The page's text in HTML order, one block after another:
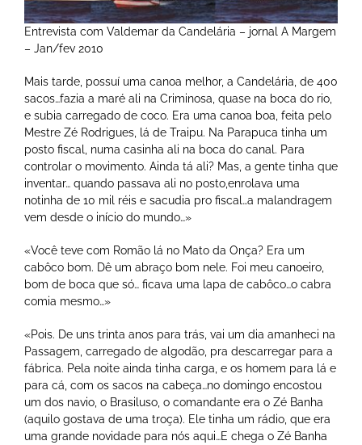
Entrevista com Valdemar da Candelária – jornal A Margem
– Jan/fev 2010
Mais tarde, possuí uma canoa melhor, a Candelária, de 400
sacos…fazia a maré ali na Criminosa, quase na boca do rio,
e subia carregado de coco. Era uma canoa boa, feita pelo
Mestre Zé Rodrigues, lá de Traipu. Na Parapuca tinha um
posto fiscal, numa casinha ali na boca do canal. Para
controlar o movimento. Ainda tá ali? Mas, a gente tinha que
inventar… quando passava ali no posto,enrolava uma
notinha de 10 mil réis e sacudia pro fiscal…a malandragem
vem desde o início do mundo…»
«Você teve com Romão lá no Mato da Onça? Era um
cabôco bom. Dê um abraço bom nele. Foi meu canoeiro,
bom de boca que só… ficava uma lapa de cabôco…o cabra
comia mesmo…»
«Pois. De uns trinta anos para trás, vai um dia amanheci na
Passagem, carregado de algodão, pra descarregar para a
fábrica. Pela noite ainda tinha carga, e os homem para lá e
para cá, com os sacos na cabeça…no domingo encostou
um dos navio, o Brasiluso, o comandante era o Zé Banha
(aquilo gostava de uma troça). Ele tinha um rádio, que era
uma grande novidade para nós aqui…E chega o Zé Banha